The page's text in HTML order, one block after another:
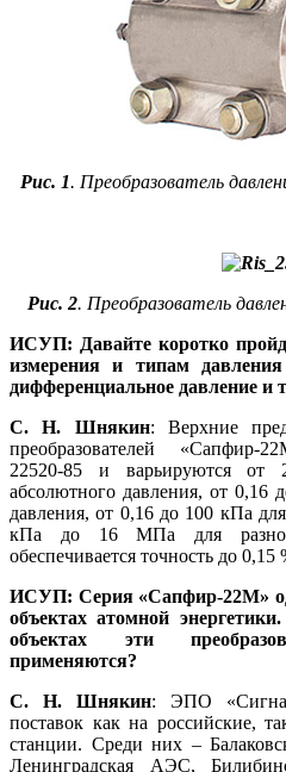
Рис. 1. Преобразователь
Рис. 2. Преобразователь
ИСУП: Давайте коротко
измерения и типам
дифференциальное давление и
С. Н. Шнякин: Верхние
преобразователей
22520‑85 и варьируются
абсолютного давления, от
давления, от 0,16 до 100 кПа
кПа до 16 МПа для
обеспечивается точность до
ИСУП: Серия «Сапфир‑22М»
объектах атомной
объектах эти
применяются?
С. Н. Шнякин: ЭПО
поставок как на российские,
станции. Среди них –
Ленинградская АЭС,